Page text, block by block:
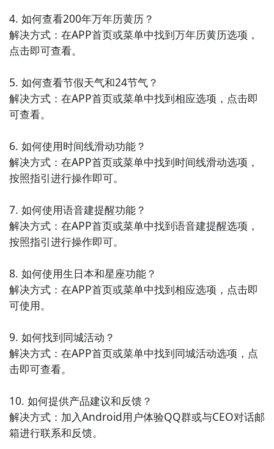
查看运动指导等，帮助用户更好地管理自己的身体健
康。
和阅读管理功能，用户可以记录读书笔记、制定阅读计
划、管理自己的书单等，让阅读变得更加有条理和高
效。
9. 《音乐推荐-个性电台》：这款APP提供音乐推荐和个
性电台功能，根据用户的音乐喜好，推荐适合的音乐和
电台，让用户享受个性化的音乐推荐服务。
10. 《睡眠助手-放松音乐》：该APP提供睡眠助手和放
松音乐功能，用户可以选择放松音乐、设置睡眠计划、
使用专业的放松技巧，帮助用户获得更好的睡眠质量。
4. 如何查看200年万年历黄历？
解决方式：在APP首页或菜单中找到万年历黄历选项，
点击即可查看。
5. 如何查看节假天气和24节气？
解决方式：在APP首页或菜单中找到相应选项，点击即
可查看。
6. 如何使用时间线滑动功能？
解决方式：在APP首页或菜单中找到时间线滑动选项，
按照指引进行操作即可。
7. 如何使用语音建提醒功能？
解决方式：在APP首页或菜单中找到语音建提醒选项，
按照指引进行操作即可。
8. 如何使用生日本和星座功能？
解决方式：在APP首页或菜单中找到相应选项，点击即
可使用。
9. 如何找到同城活动？
解决方式：在APP首页或菜单中找到同城活动选项，点
击即可查看。
10. 如何提供产品建议和反馈？
解决方式：加入Android用户体验QQ群或与CEO对话邮
箱进行联系和反馈。